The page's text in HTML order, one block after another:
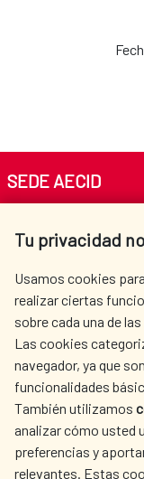
Tu privacidad
Usamos cookies
realizar ciertas
sobre cada una de
Las cookies
navegador, ya que
funcionalidades
También utilizamos
analizar cómo usted
preferencias y
relevantes. Estas
SEDE AECID
Tel. +34 900 20 30 54​​​​​​​
AECID
SPANISH
ACTION
CULTURE AND